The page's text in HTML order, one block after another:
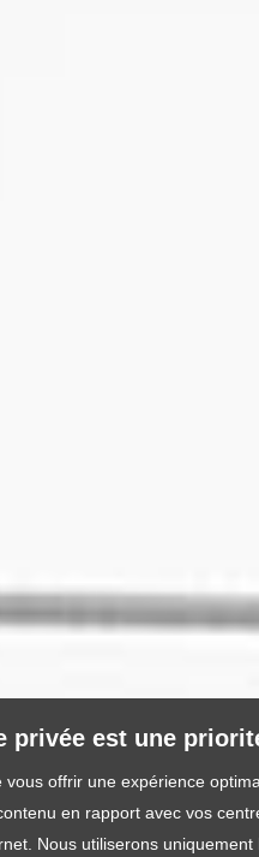
privée est une
vous offrir une expérience
en rapport avec vos
Nous utiliserons